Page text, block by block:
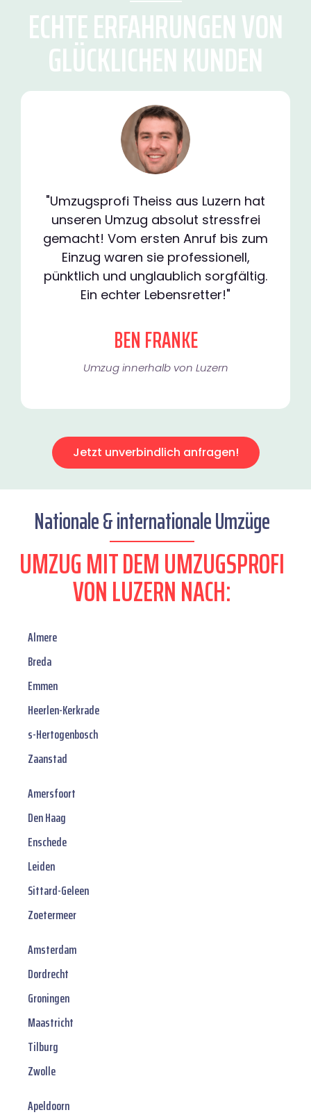
ECHTE ERFAHRUNGEN VON
GLÜCKLICHEN KUNDEN
"Umzugsprofi Theiss aus Luzern hat
unseren Umzug absolut stressfrei
gemacht! Vom ersten Anruf bis zum
Einzug waren sie professionell,
pünktlich und unglaublich sorgfältig.
Ein echter Lebensretter!"
BEN FRANKE
Umzug innerhalb von Luzern​
Jetzt unverbindlich anfragen!
Nationale & internationale Umzüge
UMZUG MIT DEM UMZUGSPROFI
VON LUZERN NACH:
Almere
Breda
Emmen
Heerlen-Kerkrade
s-Hertogenbosch
Zaanstad
Amersfoort
Den Haag
Enschede
Leiden
Sittard-Geleen
Zoetermeer
Amsterdam
Dordrecht
Groningen
Maastricht
Tilburg
Zwolle
Apeldoorn